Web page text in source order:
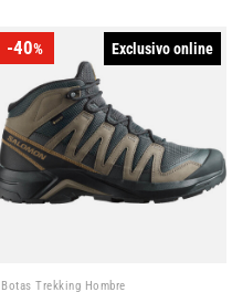
-40% Exclusivo online
Botas Trekking Hombre